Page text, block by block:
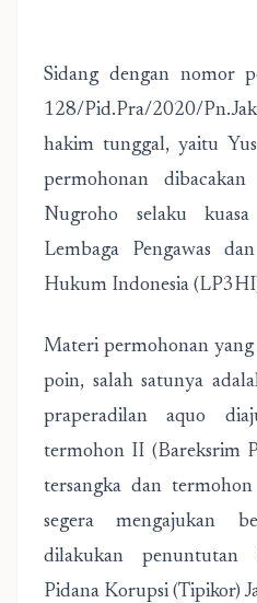
Sidang dengan nomor
128/Pid.Pra/2020/
hakim tunggal, yaitu
permohonan
Nugroho selaku
Lembaga Pengawas
Hukum Indonesia
Materi permohonan
poin, salah satunya
praperadilan aquo
termohon II (Bareksrim
tersangka dan
segera mengajukan
dilakukan penuntutan
Pidana Korupsi (Tipikor)